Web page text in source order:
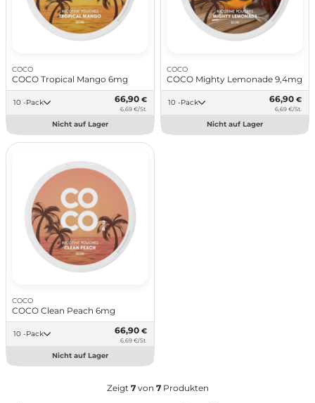
COCO
COCO Tropical Mango 6mg
10 -Pack 66,90 €
6,69 €/St.
Nicht auf Lager
COCO
COCO Mighty Lemonade 9,4mg
10 -Pack 66,90 €
6,69 €/St.
Nicht auf Lager
COCO
COCO Clean Peach 6mg
10 -Pack 66,90 €
6,69 €/St.
Nicht auf Lager
Zeigt 7von 7 Produkten